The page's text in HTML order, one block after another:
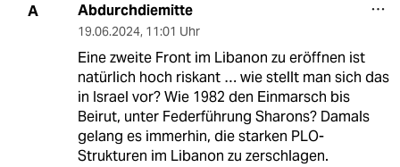
A Abdurchdiemitte
19.06.2024, 11:01 Uhr
Eine zweite Front im Libanon zu eröffnen ist
natürlich hoch riskant … wie stellt man sich das
in Israel vor? Wie 1982 den Einmarsch bis
Beirut, unter Federführung Sharons? Damals
gelang es immerhin, die starken PLO-
Strukturen im Libanon zu zerschlagen.